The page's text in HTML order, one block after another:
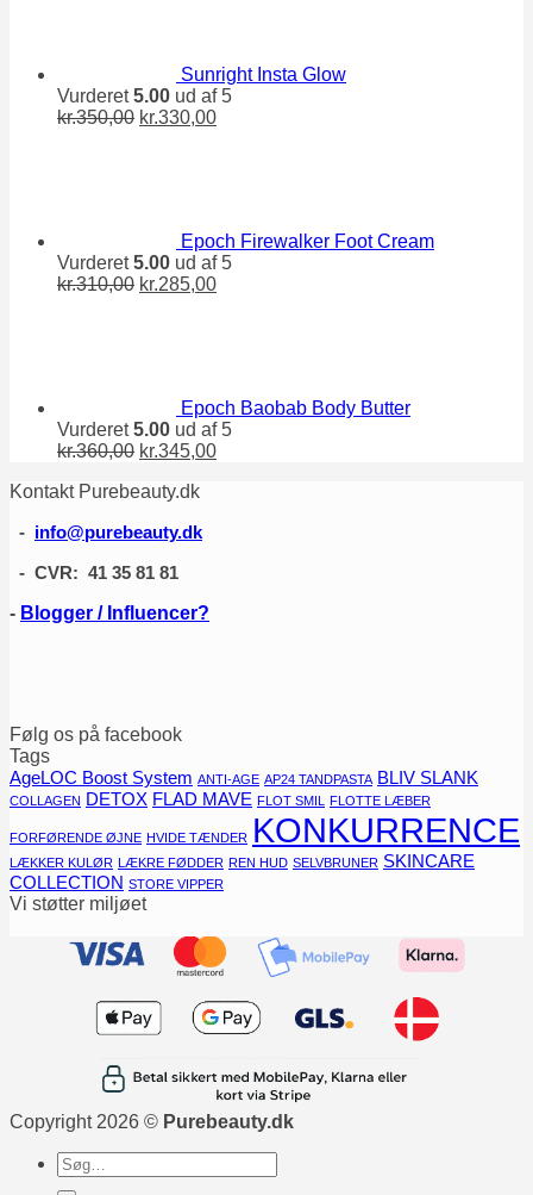
Sunright Insta Glow
Vurderet5.00 ud af 5
kr.350,00 Den
kr.330,00Den
Epoch Firewalker Foot Cream
Vurderet5.00 ud af 5
kr.310,00 Den
kr.285,00Den
Epoch Baobab Body Butter
Vurderet5.00 ud af 5
kr.360,00 Den
pris
kr.360,00.
kr.345,00Den
Kontakt Purebeauty.dk
- info@purebeauty.dk
- CVR: 41 35 81 81
- Blogger / Influencer?
Følg os på facebook
Tags
AgeLOC Boost System ANTI-AGE AP24 TANDPASTA BLIV SLANK
COLLAGEN DETOX FLAD MAVE FLOT SMIL FLOTTE LÆBER
FORFØRENDE ØJNE HVIDE TÆNDER KONKURRENCE
LÆKKER KULØR LÆKRE FØDDER REN HUD SELVBRUNER SKINCARE
COLLECTION STORE VIPPER
Vi støtter miljøet
Copyright 2026 © Purebeauty.dk
Søg
efter: